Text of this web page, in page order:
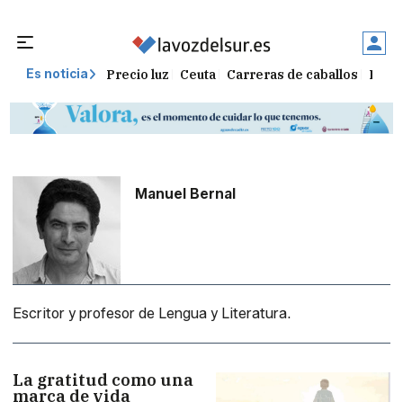
Es noticia Precio luz Ceuta Carreras de caballos El
Manuel Bernal
Escritor y profesor de Lengua y Literatura.
La gratitud como una
marca de vida